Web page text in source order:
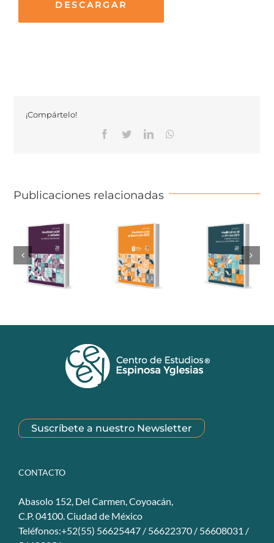
DESCARGAR
¡Compártelo!
Facebook
TwitterLinkedinWhatsapp
Publicaciones relacionadas
Suscríbete a nuestro Newsletter
CONTACTO
Abasolo 152, Del Carmen, Coyoacán,
C.P. 04100. Ciudad de México
Teléfonos:+52(55) 56625447 / 56622370 / 56608031 /